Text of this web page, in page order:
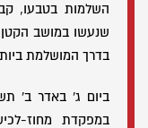
השלמות בטבעו,
שנעשו במושב
בדרך המושלמת
במפקדת מחוז-